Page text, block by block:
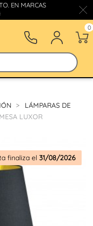
EN MARCAS
0
LÁMPARAS DE
LUXOR
finaliza el 31/08/2026